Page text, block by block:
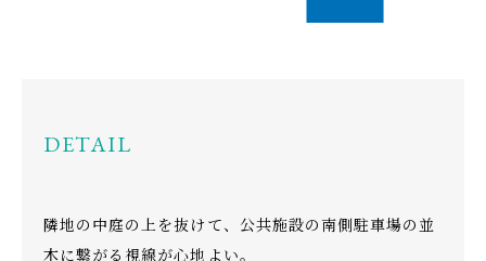
DETAIL
隣地の中庭の上を抜けて、公共施設の南側駐車場の並
木に繋がる視線が心地よい。